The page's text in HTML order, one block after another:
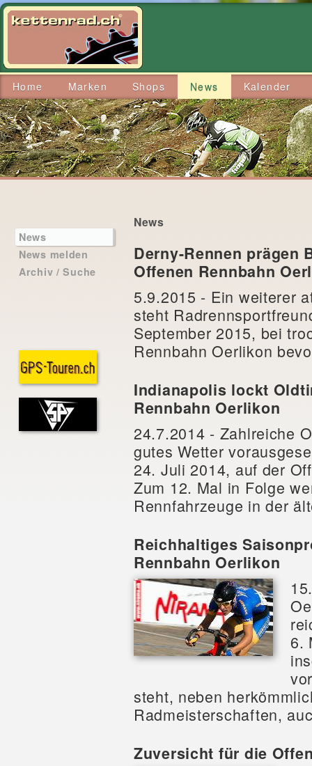
Home Marken Shops News Kalender
News
News melden
Archiv / Suche
News
Derny-Rennen prägen
Offenen Rennbahn
5.9.2015 - Ein weiterer
steht
September 2015, bei
Rennbahn Oerlikon
Indianapolis lockt
Rennbahn Oerlikon
24.7.2014 - Zahlreiche
gutes Wetter
24. Juli 2014, auf der
Zum 12. Mal in Folge
Rennfahrzeuge in der
Reichhaltiges
Rennbahn Oerlikon
6.
steht, neben
Radmeisterschaften,
Zuversicht für die